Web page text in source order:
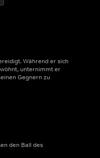
Während er sich
unternimmt er
Gegnern zu
den Ball des